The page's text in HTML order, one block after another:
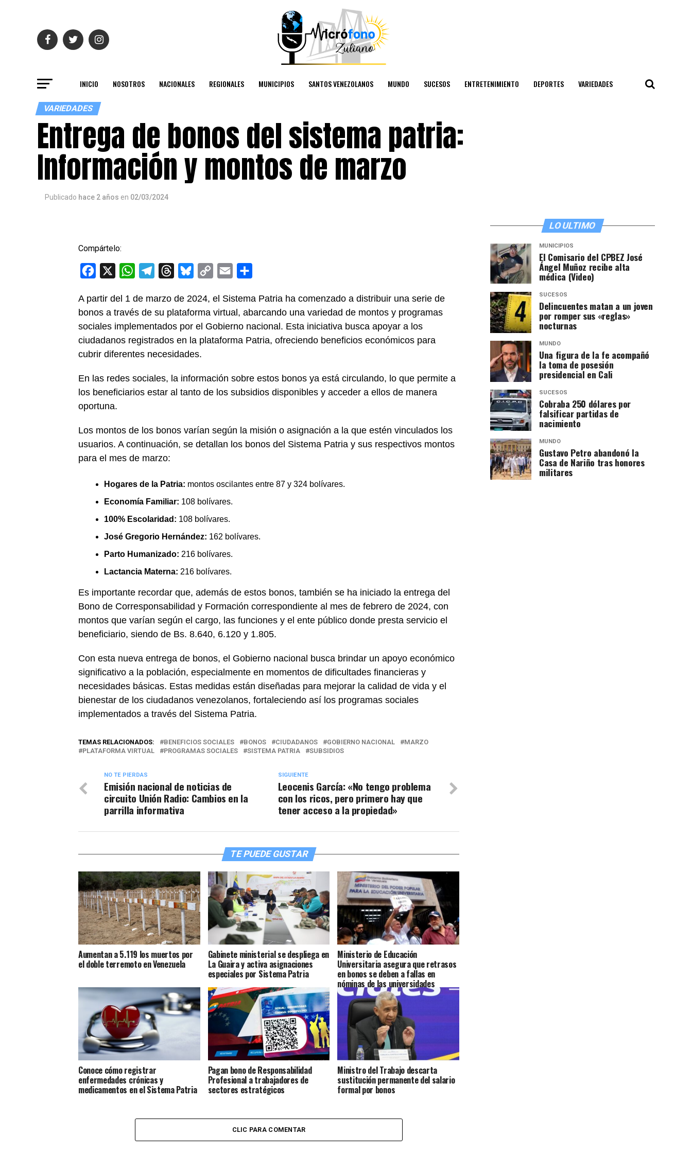
INICIO NOSOTROS NACIONALES REGIONALES MUNICIPIOS SANTOS VENEZOLANOS MUNDO SUCESOS ENTRETENIMIENTO DEPORTES VARIEDADES
VARIEDADES
Entrega de bonos del sistema patria:
Información y montos de marzo
Publicado hace 2 años en 02/03/2024
Compártelo:
Facebook WhatsAppTelegramThreadsBlueskyCopy
Email
A partir del 1 de marzo de 2024, el Sistema Patria ha comenzado a distribuir una serie de
bonos a través de su plataforma virtual, abarcando una variedad de montos y programas
sociales implementados por el Gobierno nacional. Esta iniciativa busca apoyar a los
ciudadanos registrados en la plataforma Patria, ofreciendo beneficios económicos para
cubrir diferentes necesidades.
En las redes sociales, la información sobre estos bonos ya está circulando, lo que permite a
los beneficiarios estar al tanto de los subsidios disponibles y acceder a ellos de manera
oportuna.
Los montos de los bonos varían según la misión o asignación a la que estén vinculados los
usuarios. A continuación, se detallan los bonos del Sistema Patria y sus respectivos montos
para el mes de marzo:
Hogares de la Patria: montos oscilantes entre 87 y 324 bolívares.
Economía Familiar: 108 bolívares.
100% Escolaridad: 108 bolívares.
José Gregorio Hernández: 162 bolívares.
Parto Humanizado: 216 bolívares.
Lactancia Materna: 216 bolívares.
Es importante recordar que, además de estos bonos, también se ha iniciado la entrega del
Bono de Corresponsabilidad y Formación correspondiente al mes de febrero de 2024, con
montos que varían según el cargo, las funciones y el ente público donde presta servicio el
beneficiario, siendo de Bs. 8.640, 6.120 y 1.805.
Con esta nueva entrega de bonos, el Gobierno nacional busca brindar un apoyo económico
significativo a la población, especialmente en momentos de dificultades financieras y
necesidades básicas. Estas medidas están diseñadas para mejorar la calidad de vida y el
bienestar de los ciudadanos venezolanos, fortaleciendo así los programas sociales
implementados a través del Sistema Patria.
TEMAS RELACIONADOS: BENEFICIOS SOCIALES BONOS CIUDADANOS GOBIERNO NACIONAL
MARZO
PLATAFORMA VIRTUAL
PROGRAMAS SOCIALES SISTEMA PATRIA SUBSIDIOS
SIGUIENTE
Leocenis García: «No tengo problema
con los ricos, pero primero hay que
tener acceso a la propiedad»
NO TE PIERDAS
Emisión nacional de noticias de
circuito Unión Radio: Cambios en la
parrilla informativa
TE PUEDE GUSTAR
Aumentan a 5.119 los muertos por
el doble terremoto en Venezuela
Gabinete ministerial se despliega en
La Guaira y activa asignaciones
especiales por Sistema Patria
Ministerio de Educación
Universitaria asegura que retrasos
en bonos se deben a fallas en
nóminas de las universidades
Conoce cómo registrar
enfermedades crónicas y
medicamentos en el Sistema Patria
Pagan bono de Responsabilidad
Profesional a trabajadores de
sectores estratégicos
Ministro del Trabajo descarta
sustitución permanente del salario
formal por bonos
CLIC PARA COMENTAR
LO ULTIMO
MUNICIPIOS
El Comisario del CPBEZ José
Ángel Muñoz recibe alta
médica (Video)
SUCESOS
Delincuentes matan a un joven
por romper sus «reglas»
nocturnas
MUNDO
Una figura de la fe acompañó
la toma de posesión
presidencial en Cali
SUCESOS
Cobraba 250 dólares por
falsificar partidas de
nacimiento
MUNDO
Gustavo Petro abandonó la
Casa de Nariño tras honores
militares